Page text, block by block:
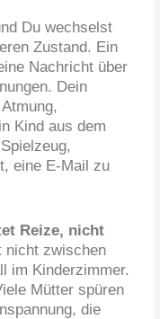
Du wechselst
Zustand. Ein
Nachricht über
Dein
Kind aus dem
eine E-Mail zu
Reize, nicht
nicht zwischen
im Kinderzimmer.
Mütter spüren
die